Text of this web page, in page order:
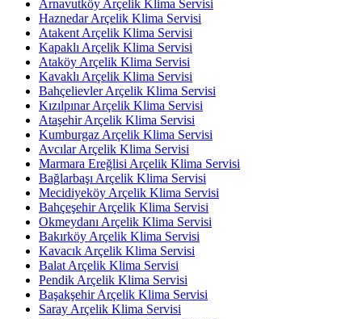
Arnavutköy Arçelik Klima Servisi
Haznedar Arçelik Klima Servisi
Atakent Arçelik Klima Servisi
Kapaklı Arçelik Klima Servisi
Ataköy Arçelik Klima Servisi
Kavaklı Arçelik Klima Servisi
Bahçelievler Arçelik Klima Servisi
Kızılpınar Arçelik Klima Servisi
Ataşehir Arçelik Klima Servisi
Kumburgaz Arçelik Klima Servisi
Avcılar Arçelik Klima Servisi
Marmara Ereğlisi Arçelik Klima Servisi
Bağlarbaşı Arçelik Klima Servisi
Mecidiyeköy Arçelik Klima Servisi
Bahçeşehir Arçelik Klima Servisi
Okmeydanı Arçelik Klima Servisi
Bakırköy Arçelik Klima Servisi
Kavacık Arçelik Klima Servisi
Balat Arçelik Klima Servisi
Pendik Arçelik Klima Servisi
Başakşehir Arçelik Klima Servisi
Saray Arçelik Klima Servisi